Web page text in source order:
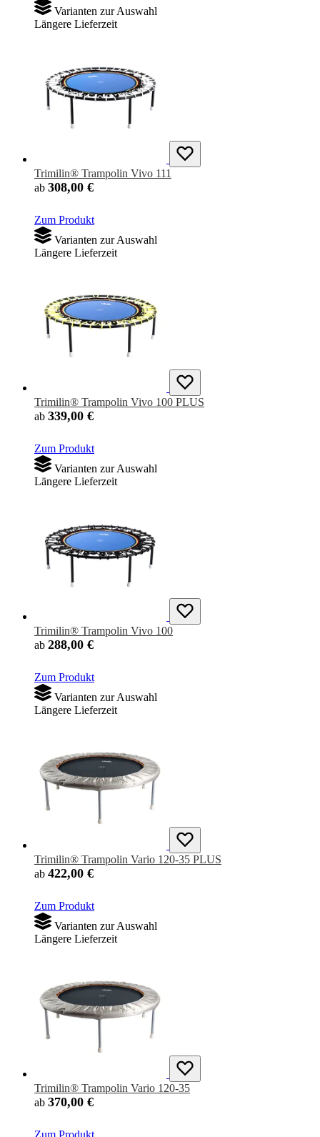
Varianten zur Auswahl
Längere Lieferzeit
Trimilin® Trampolin Vivo 111
ab 308,00 €
Zum Produkt
Varianten zur Auswahl
Längere Lieferzeit
Trimilin® Trampolin Vivo 100 PLUS
ab 339,00 €
Zum Produkt
Varianten zur Auswahl
Längere Lieferzeit
Trimilin® Trampolin Vivo 100
ab 288,00 €
Zum Produkt
Varianten zur Auswahl
Längere Lieferzeit
Trimilin® Trampolin Vario 120-35 PLUS
ab 422,00 €
Zum Produkt
Varianten zur Auswahl
Längere Lieferzeit
Trimilin® Trampolin Vario 120-35
ab 370,00 €